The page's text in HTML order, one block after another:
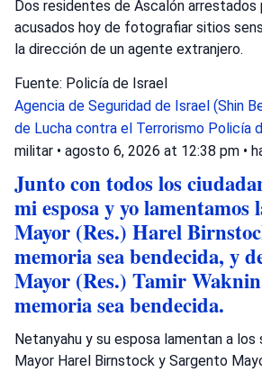
Dos residentes de Ascalón arrestados
acusados hoy de fotografiar sitios
la dirección de un agente extranjero.
Fuente: Policía de Israel
Agencia de Seguridad de Israel (Shin
de Lucha contra el Terrorismo Policía
militar • agosto 6, 2026 at 12:38 pm •
Junto con todos los
mi esposa y yo lamentamos
Mayor (Res.) Harel
memoria sea bendecida, y
Mayor (Res.) Tamir
memoria sea bendecida.
Netanyahu y su esposa lamentan a
Mayor Harel Birnstock y Sargento